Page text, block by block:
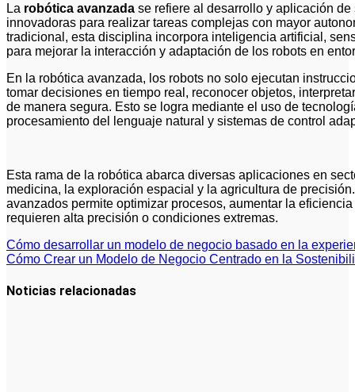
La robótica avanzada se refiere al desarrollo y aplicación
innovadoras para realizar tareas complejas con mayor
tradicional, esta disciplina incorpora inteligencia artificial,
para mejorar la interacción y adaptación de los robots en
En la robótica avanzada, los robots no solo ejecutan
tomar decisiones en tiempo real, reconocer objetos,
de manera segura. Esto se logra mediante el uso de
procesamiento del lenguaje natural y sistemas de control
Esta rama de la robótica abarca diversas aplicaciones en
medicina, la exploración espacial y la agricultura de
avanzados permite optimizar procesos, aumentar la
requieren alta precisión o condiciones extremas.
Navegación
de
entradas
Cómo desarrollar un modelo de negocio basado en la
Cómo Crear un Modelo de Negocio Centrado en la
Noticias relacionadas